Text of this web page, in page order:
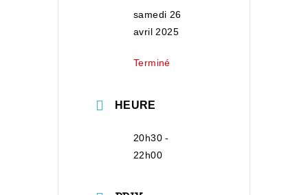
samedi 26
avril 2025
Terminé
HEURE
20h30 -
22h00